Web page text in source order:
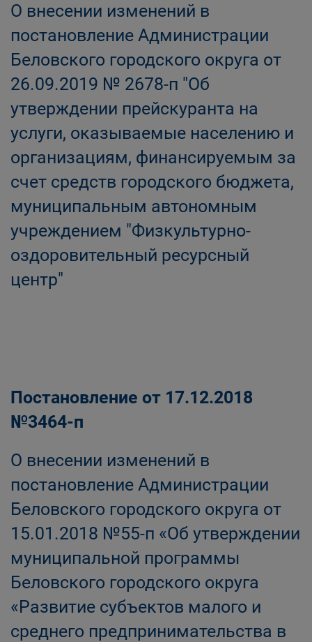
О внесении изменений в
постановление Администрации
Беловского городского округа от
26.09.2019 № 2678-п "Об
утверждении прейскуранта на
услуги, оказываемые населению и
организациям, финансируемым за
счет средств городского бюджета,
муниципальным автономным
учреждением "Физкультурно-
оздоровительный ресурсный
центр"
Постановление от 17.12.2018
№3464-п
О внесении изменений в
постановление Администрации
Беловского городского округа от
15.01.2018 №55-п «Об утверждении
муниципальной программы
Беловского городского округа
«Развитие субъектов малого и
среднего предпринимательства в